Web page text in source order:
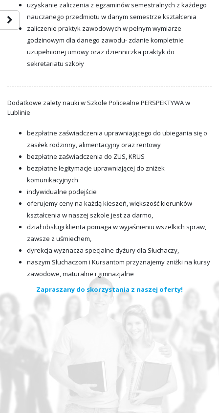
uzyskanie zaliczenia z egzaminów semestralnych z każdego
nauczanego przedmiotu w danym semestrze kształcenia
zaliczenie praktyk zawodowych w pełnym wymiarze
godzinowym dla danego zawodu- zdanie kompletnie
uzupełnionej umowy oraz dzienniczka praktyk do
sekretariatu szkoły
Dodatkowe zalety nauki w Szkole Policealne PERSPEKTYWA w
Lublinie
bezpłatne zaświadczenia uprawniającego do ubiegania się o
zasiłek rodzinny, alimentacyjny oraz rentowy
bezpłatne zaświadczenia do ZUS, KRUS
bezpłatne legitymacje uprawniającej do zniżek
komunikacyjnych
indywidualne podejście
oferujemy ceny na każdą kieszeń, większość kierunków
kształcenia w naszej szkole jest za darmo,
dział obsługi klienta pomaga w wyjaśnieniu wszelkich spraw,
zawsze z uśmiechem,
dyrekcja wyznacza specjalne dyżury dla Słuchaczy,
naszym Słuchaczom i Kursantom przyznajemy zniżki na kursy
zawodowe, maturalne i gimnazjalne
Zapraszany do skorzystania z naszej oferty!